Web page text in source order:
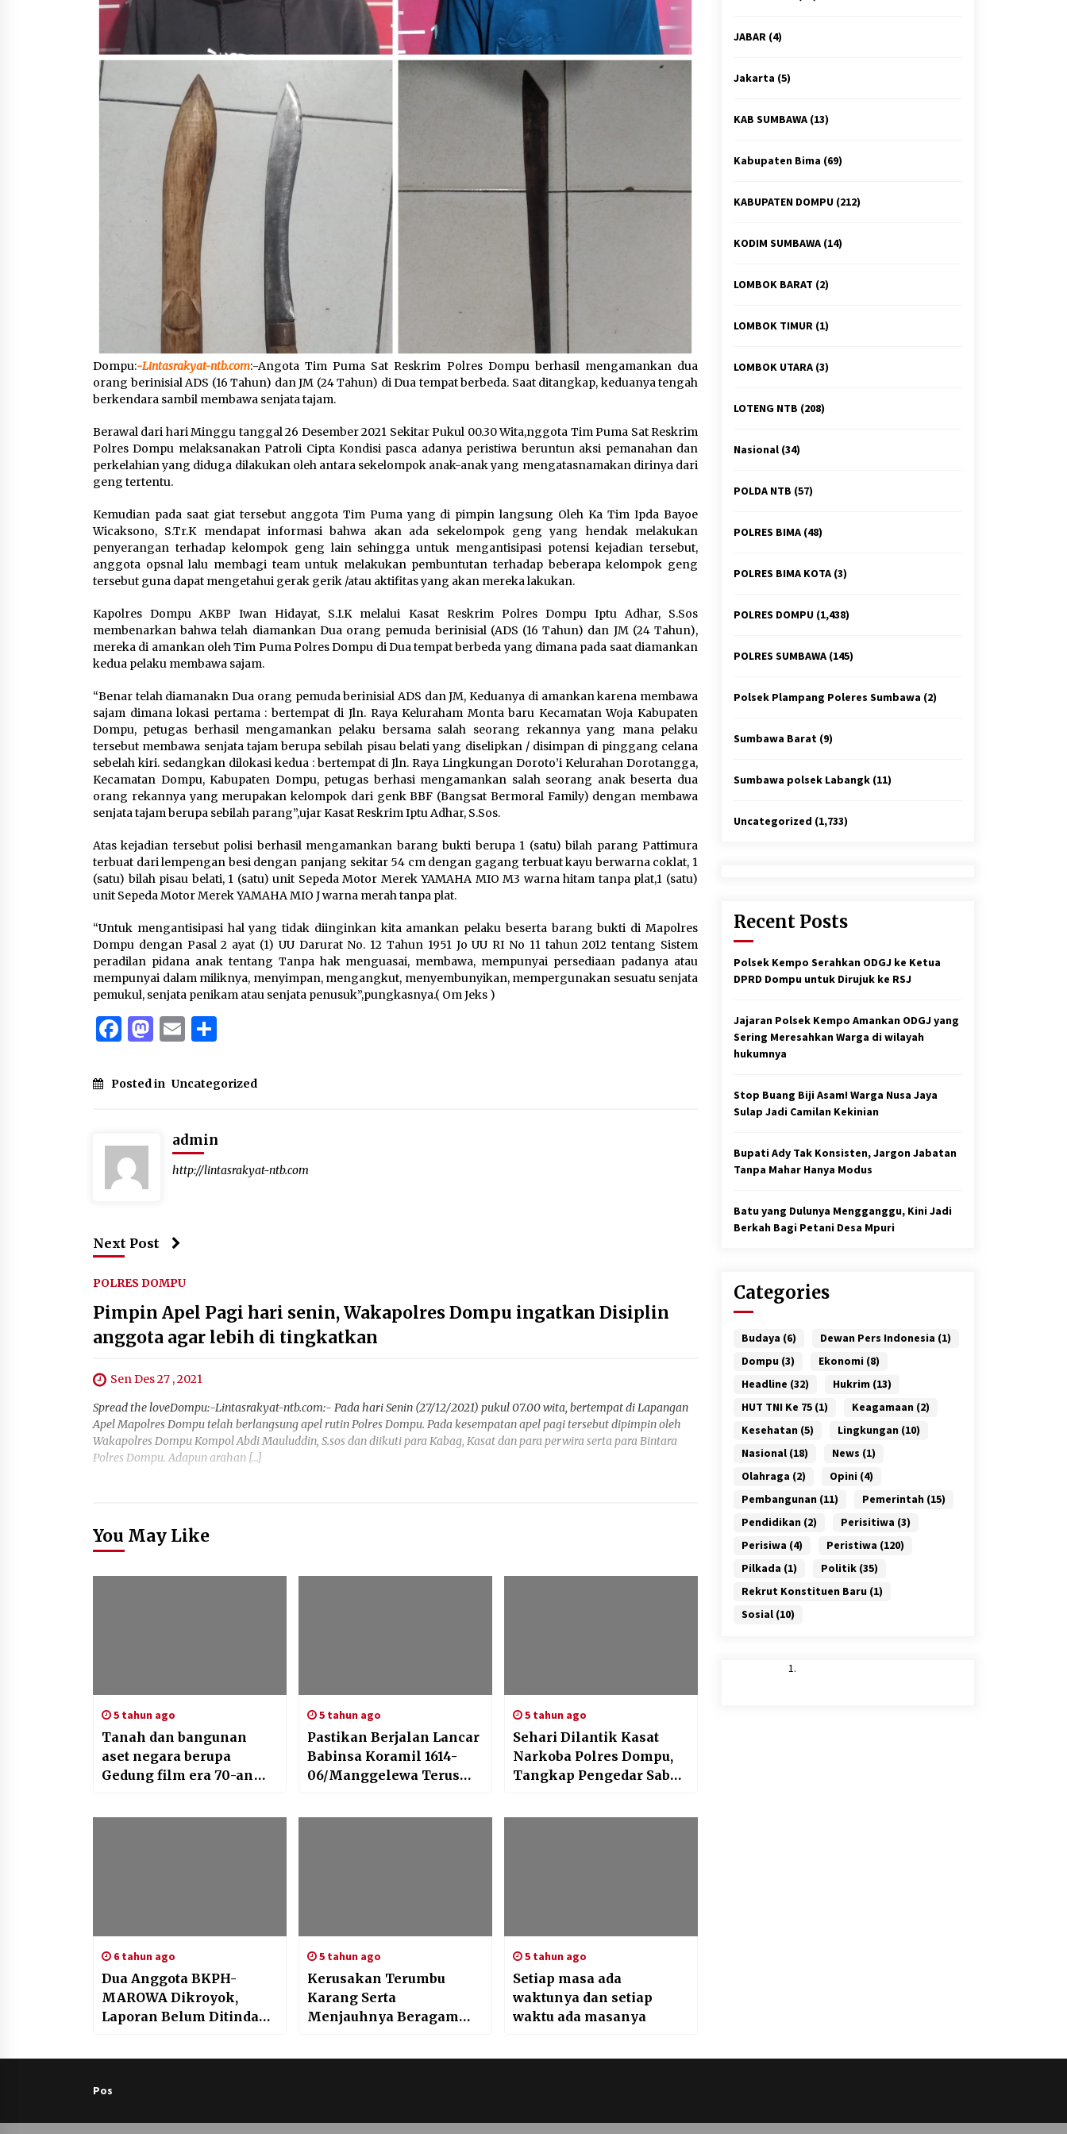
Dompu:-Lintasrakyat-ntb.com:-Angota Tim Puma Sat Reskrim Polres Dompu berhasil mengamankan dua
orang berinisial ADS (16 Tahun) dan JM (24 Tahun) di Dua tempat berbeda. Saat ditangkap, keduanya tengah
berkendara sambil membawa senjata tajam.
Berawal dari hari Minggu tanggal 26 Desember 2021 Sekitar Pukul 00.30 Wita,nggota Tim Puma Sat Reskrim
Polres Dompu melaksanakan Patroli Cipta Kondisi pasca adanya peristiwa beruntun aksi pemanahan dan
perkelahian yang diduga dilakukan oleh antara sekelompok anak-anak yang mengatasnamakan dirinya dari
geng tertentu.
Kemudian pada saat giat tersebut anggota Tim Puma yang di pimpin langsung Oleh Ka Tim Ipda Bayoe
Wicaksono, S.Tr.K mendapat informasi bahwa akan ada sekelompok geng yang hendak melakukan
penyerangan terhadap kelompok geng lain sehingga untuk mengantisipasi potensi kejadian tersebut,
anggota opsnal lalu membagi team untuk melakukan pembuntutan terhadap beberapa kelompok geng
tersebut guna dapat mengetahui gerak gerik /atau aktifitas yang akan mereka lakukan.
Kapolres Dompu AKBP Iwan Hidayat, S.I.K melalui Kasat Reskrim Polres Dompu Iptu Adhar, S.Sos
membenarkan bahwa telah diamankan Dua orang pemuda berinisial (ADS (16 Tahun) dan JM (24 Tahun),
mereka di amankan oleh Tim Puma Polres Dompu di Dua tempat berbeda yang dimana pada saat diamankan
kedua pelaku membawa sajam.
“Benar telah diamanakn Dua orang pemuda berinisial ADS dan JM, Keduanya di amankan karena membawa
sajam dimana lokasi pertama : bertempat di Jln. Raya Keluraham Monta baru Kecamatan Woja Kabupaten
Dompu, petugas berhasil mengamankan pelaku bersama salah seorang rekannya yang mana pelaku
tersebut membawa senjata tajam berupa sebilah pisau belati yang diselipkan / disimpan di pinggang celana
sebelah kiri. sedangkan dilokasi kedua : bertempat di Jln. Raya Lingkungan Doroto’i Kelurahan Dorotangga,
Kecamatan Dompu, Kabupaten Dompu, petugas berhasi mengamankan salah seorang anak beserta dua
orang rekannya yang merupakan kelompok dari genk BBF (Bangsat Bermoral Family) dengan membawa
senjata tajam berupa sebilah parang”,ujar Kasat Reskrim Iptu Adhar, S.Sos.
Atas kejadian tersebut polisi berhasil mengamankan barang bukti berupa 1 (satu) bilah parang Pattimura
terbuat dari lempengan besi dengan panjang sekitar 54 cm dengan gagang terbuat kayu berwarna coklat, 1
(satu) bilah pisau belati, 1 (satu) unit Sepeda Motor Merek YAMAHA MIO M3 warna hitam tanpa plat,1 (satu)
unit Sepeda Motor Merek YAMAHA MIO J warna merah tanpa plat.
“Untuk mengantisipasi hal yang tidak diinginkan kita amankan pelaku beserta barang bukti di Mapolres
Dompu dengan Pasal 2 ayat (1) UU Darurat No. 12 Tahun 1951 Jo UU RI No 11 tahun 2012 tentang Sistem
peradilan pidana anak tentang Tanpa hak menguasai, membawa, mempunyai persediaan padanya atau
mempunyai dalam miliknya, menyimpan, mengangkut, menyembunyikan, mempergunakan sesuatu senjata
pemukul, senjata penikam atau senjata penusuk”,pungkasnya.( Om Jeks )
Facebook
Mastodon
Email
Posted in Uncategorized
admin
http://lintasrakyat-ntb.com
Next Post
POLRES DOMPU
Pimpin Apel Pagi hari senin, Wakapolres Dompu ingatkan Disiplin
anggota agar lebih di tingkatkan
Sen Des 27 , 2021
Spread the loveDompu:-Lintasrakyat-ntb.com:- Pada hari Senin (27/12/2021) pukul 07.00 wita, bertempat di Lapangan
Apel Mapolres Dompu telah berlangsung apel rutin Polres Dompu. Pada kesempatan apel pagi tersebut dipimpin oleh
Wakapolres Dompu Kompol Abdi Mauluddin, S.sos dan diikuti para Kabag, Kasat dan para perwira serta para Bintara
Polres Dompu. Adapun arahan […]
You May Like
5 tahun ago
Tanah dan bangunan
aset negara berupa
Gedung film era 70-an
Kecamatan Kempo,
5 tahun ago
Pastikan Berjalan Lancar
Babinsa Koramil 1614-
06/Manggelewa Terus
Wilayah binaannya
5 tahun ago
Sehari Dilantik Kasat
Narkoba Polres Dompu,
Tangkap Pengedar Sabu
6 tahun ago
Dua Anggota BKPH-
MAROWA Dikroyok,
Laporan Belum Ditindak
5 tahun ago
Kerusakan Terumbu
Karang Serta
Menjauhnya Beragam
Secara Drastis
5 tahun ago
Setiap masa ada
waktunya dan setiap
waktu ada masanya
JABAR (4)
Jakarta (5)
KAB SUMBAWA (13)
Kabupaten Bima (69)
KABUPATEN DOMPU (212)
KODIM SUMBAWA (14)
LOMBOK BARAT (2)
LOMBOK TIMUR (1)
LOMBOK UTARA (3)
LOTENG NTB (208)
Nasional (34)
POLDA NTB (57)
POLRES BIMA (48)
POLRES BIMA KOTA (3)
POLRES DOMPU (1,438)
POLRES SUMBAWA (145)
Polsek Plampang Poleres Sumbawa (2)
Sumbawa Barat (9)
Sumbawa polsek Labangk (11)
Uncategorized (1,733)
Recent Posts
Polsek Kempo Serahkan ODGJ ke Ketua
DPRD Dompu untuk Dirujuk ke RSJ
Jajaran Polsek Kempo Amankan ODGJ yang
Sering Meresahkan Warga di wilayah
hukumnya
Stop Buang Biji Asam! Warga Nusa Jaya
Sulap Jadi Camilan Kekinian
Bupati Ady Tak Konsisten, Jargon Jabatan
Tanpa Mahar Hanya Modus
Batu yang Dulunya Mengganggu, Kini Jadi
Berkah Bagi Petani Desa Mpuri
Categories
Budaya (6) Dewan Pers Indonesia (1)
Dompu (3) Ekonomi (8)
Headline (32) Hukrim (13)
HUT TNI Ke 75 (1) Keagamaan (2)
Kesehatan (5) Lingkungan (10)
Nasional (18) News (1)
Olahraga (2) Opini (4)
Pembangunan (11) Pemerintah (15)
Pendidikan (2) Perisitiwa (3)
Perisiwa (4) Peristiwa (120)
Pilkada (1) Politik (35)
Rekrut Konstituen Baru (1)
Sosial (10)
Pos